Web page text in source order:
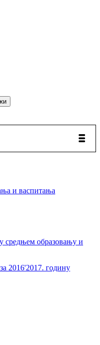
и васпитања
средњем образовању и
2016'2017. годину